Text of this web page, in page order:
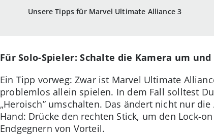
Unsere Tipps für Marvel Ultimate Alliance 3
Für Solo-Spieler: Schalte die Kamera um
Ein Tipp vorweg: Zwar ist Marvel Ultimate
problemlos allein spielen. In dem Fall solltest
„Heroisch” umschalten. Das ändert nicht nur
Hand: Drücke den rechten Stick, um den Lock-
Endgegnern von Vorteil.